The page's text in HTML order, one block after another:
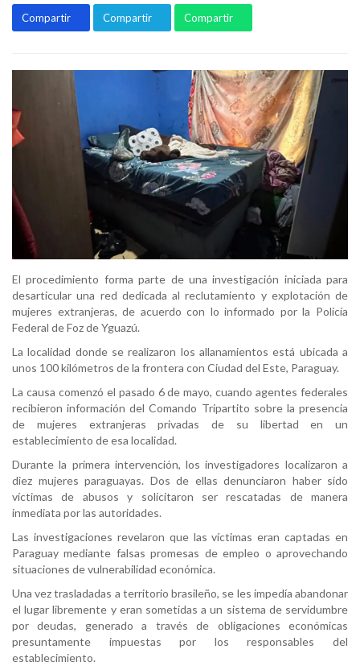
Compartir Compartir Compartir
El procedimiento forma parte de una investigación iniciada para
desarticular una red dedicada al reclutamiento y explotación de
mujeres extranjeras, de acuerdo con lo informado por la Policía
Federal de Foz de Yguazú.
La localidad donde se realizaron los allanamientos está ubicada a
unos 100 kilómetros de la frontera con Ciudad del Este, Paraguay.
La causa comenzó el pasado 6 de mayo, cuando agentes federales
recibieron información del Comando Tripartito sobre la presencia
de mujeres extranjeras privadas de su libertad en un
establecimiento de esa localidad.
Durante la primera intervención, los investigadores localizaron a
diez mujeres paraguayas. Dos de ellas denunciaron haber sido
víctimas de abusos y solicitaron ser rescatadas de manera
inmediata por las autoridades.
Las investigaciones revelaron que las víctimas eran captadas en
Paraguay mediante falsas promesas de empleo o aprovechando
situaciones de vulnerabilidad económica.
Una vez trasladadas a territorio brasileño, se les impedía abandonar
el lugar libremente y eran sometidas a un sistema de servidumbre
por deudas, generado a través de obligaciones económicas
presuntamente impuestas por los responsables del
establecimiento.